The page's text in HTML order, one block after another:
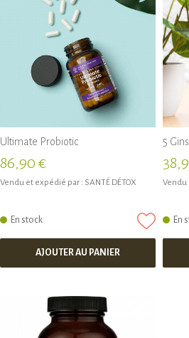
Ultimate Probiotic
86,90 €
Vendu et expédié par : SANTÉ DÉTOX
En stock
AJOUTER AU PANIER
5
Vendu
En